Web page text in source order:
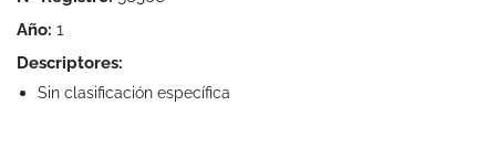
Año: 1
Descriptores:
Sin clasificación específica